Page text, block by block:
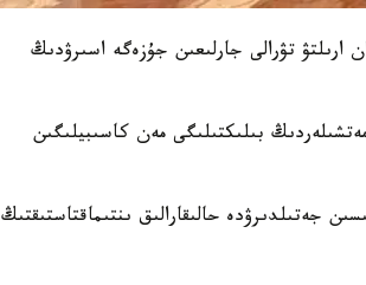
ارىلتۋ تۋرالى جارلىعىن جۇزەگە اسىرۋدىڭ
بىلىكتىلىگى مەن كاسىبيلىگىن
جەتىلدىرۋدە حالىقارالىق ىنتىماقتاستىقتىڭ